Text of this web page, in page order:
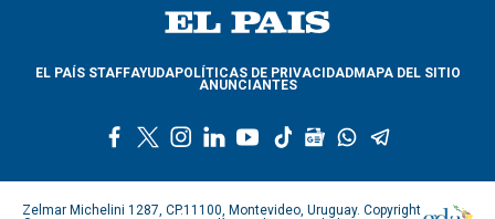
EL PAÍS STAFFAYUDAPOLÍTICAS DE PRIVACIDADMAPA DEL SITIO
ANUNCIANTES
c
e
w
i
s
t
l
n
k
y
u
t
k
g
o
w
a
l
e
Zelmar Michelini 1287, CP.11100, Montevideo, Uruguay. Copyright